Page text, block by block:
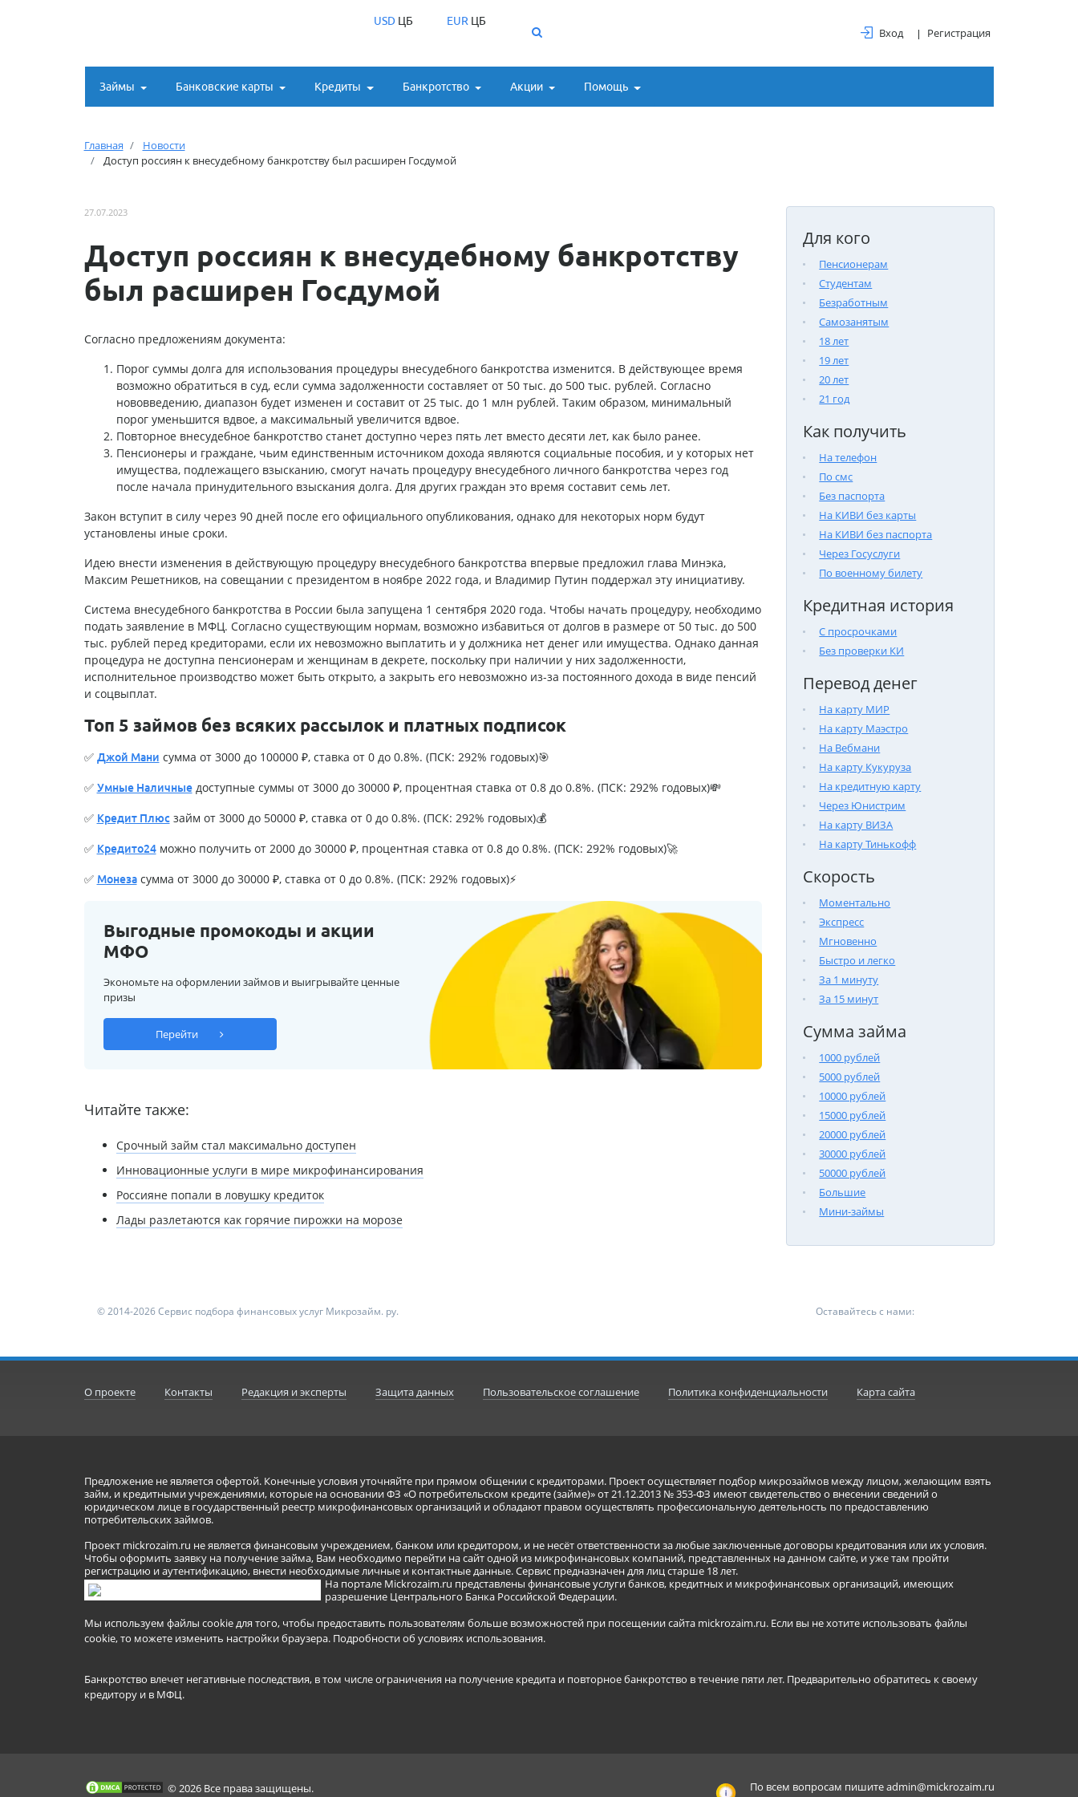
USDЦБ EUR ЦБ
Вход Регистрация
Займы Банковские карты Кредиты Банкротство Акции Помощь
Главная
Новости
Доступ россиян к внесудебному банкротству был расширен Госдумой
Для кого
Пенсионерам
Студентам
Безработным
Самозанятым
18 лет
19 лет
20 лет
21 год
Как получить
На телефон
По смс
Без паспорта
На КИВИ без карты
На КИВИ без паспорта
Через Госуслуги
По военному билету
Кредитная история
С просрочками
Без проверки КИ
Перевод денег
На карту МИР
На карту Маэстро
На Вебмани
На карту Кукуруза
На кредитную карту
Через Юнистрим
На карту ВИЗА
На карту Тинькофф
Скорость
Моментально
Экспресс
Мгновенно
Быстро и легко
За 1 минуту
За 15 минут
Сумма займа
1000 рублей
5000 рублей
10000 рублей
15000 рублей
20000 рублей
30000 рублей
50000 рублей
Большие
Мини-займы
27.07.2023
Доступ россиян к внесудебному банкротству
был расширен Госдумой
Согласно предложениям документа:
Порог суммы долга для использования процедуры внесудебного банкротства изменится. В действующее время
возможно обратиться в суд, если сумма задолженности составляет от 50 тыс. до 500 тыс. рублей. Согласно
нововведению, диапазон будет изменен и составит от 25 тыс. до 1 млн рублей. Таким образом, минимальный
порог уменьшится вдвое, а максимальный увеличится вдвое.
Повторное внесудебное банкротство станет доступно через пять лет вместо десяти лет, как было ранее.
Пенсионеры и граждане, чьим единственным источником дохода являются социальные пособия, и у которых нет
имущества, подлежащего взысканию, смогут начать процедуру внесудебного личного банкротства через год
после начала принудительного взыскания долга. Для других граждан это время составит семь лет.
Закон вступит в силу через 90 дней после его официального опубликования, однако для некоторых норм будут
установлены иные сроки.
Идею внести изменения в действующую процедуру внесудебного банкротства впервые предложил глава Минэка,
Максим Решетников, на совещании с президентом в ноябре 2022 года, и Владимир Путин поддержал эту инициативу.
Система внесудебного банкротства в России была запущена 1 сентября 2020 года. Чтобы начать процедуру, необходимо
подать заявление в МФЦ. Согласно существующим нормам, возможно избавиться от долгов в размере от 50 тыс. до 500
тыс. рублей перед кредиторами, если их невозможно выплатить и у должника нет денег или имущества. Однако данная
процедура не доступна пенсионерам и женщинам в декрете, поскольку при наличии у них задолженности,
исполнительное производство может быть открыто, а закрыть его невозможно из-за постоянного дохода в виде пенсий
и соцвыплат.
Топ 5 займов без всяких рассылок и платных подписок
✅ Джой Мани сумма от 3000 до 100000 ₽, ставка от 0 до 0.8%. (ПСК: 292% годовых)🎯
✅ Умные Наличныедоступные суммы от 3000 до 30000 ₽, процентная ставка от 0.8 до 0.8%. (ПСК: 292% годовых)💸
✅ Кредит Плюсзайм от 3000 до 50000 ₽, ставка от 0 до 0.8%. (ПСК: 292% годовых)💰
✅ Кредито24можно получить от 2000 до 30000 ₽, процентная ставка от 0.8 до 0.8%. (ПСК: 292% годовых)🚀
✅ Монезасумма от 3000 до 30000 ₽, ставка от 0 до 0.8%. (ПСК: 292% годовых)⚡
Выгодные промокоды и акции
МФО
Экономьте на оформлении займов и выигрывайте ценные
призы
Перейти
Читайте также:
Срочный займ стал максимально доступен
Инновационные услуги в мире микрофинансирования
Россияне попали в ловушку кредиток
Лады разлетаются как горячие пирожки на морозе
© 2014-2026 Сервис подбора финансовых услуг Микрозайм. ру. Оставайтесь с нами:
О проекте Контакты Редакция и эксперты Защита данных Пользовательское соглашение Политика конфиденциальности Карта сайта
Предложение не является офертой. Конечные условия уточняйте при прямом общении с кредиторами. Проект осуществляет подбор микрозаймов между лицом, желающим взять
займ, и кредитными учреждениями, которые на основании ФЗ «О потребительском кредите (займе)» от 21.12.2013 № 353-ФЗ имеют свидетельство о внесении сведений о
юридическом лице в государственный реестр микрофинансовых организаций и обладают правом осуществлять профессиональную деятельность по предоставлению
потребительских займов.
Проект mickrozaim.ru не является финансовым учреждением, банком или кредитором, и не несёт ответственности за любые заключенные договоры кредитования или их условия.
Чтобы оформить заявку на получение займа, Вам необходимо перейти на сайт одной из микрофинансовых компаний, представленных на данном сайте, и уже там пройти
регистрацию и аутентификацию, внести необходимые личные и контактные данные. Сервис предназначен для лиц старше 18 лет.
На портале Mickrozaim.ru представлены финансовые услуги банков, кредитных и микрофинансовых организаций, имеющих
разрешение Центрального Банка Российской Федерации.
Мы используем файлы cookie для того, чтобы предоставить пользователям больше возможностей при посещении сайта mickrozaim.ru. Если вы не хотите использовать файлы
cookie, то можете изменить настройки браузера. Подробности об условиях использования.
Банкротство влечет негативные последствия, в том числе ограничения на получение кредита и повторное банкротство в течение пяти лет. Предварительно обратитесь к своему
кредитору и в МФЦ.
По всем вопросам пишитеadmin@mickrozaim.ru
© 2026 Все права защищены.